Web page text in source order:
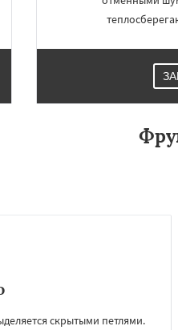
скрытыми петлями.